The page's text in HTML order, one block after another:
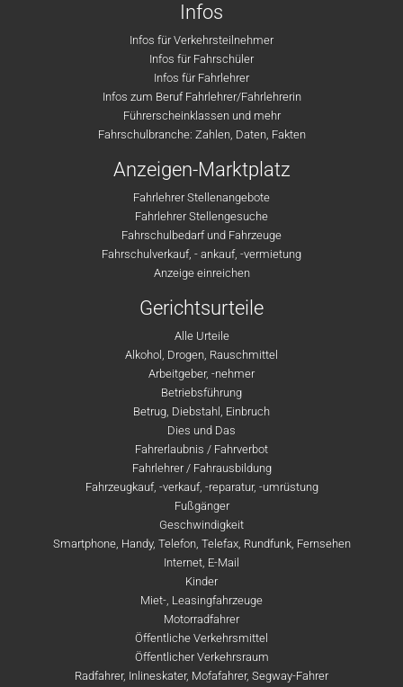
Infos
Infos für Verkehrsteilnehmer
Infos für Fahrschüler
Infos für Fahrlehrer
Infos zum Beruf Fahrlehrer/Fahrlehrerin
Führerscheinklassen und mehr
Fahrschulbranche: Zahlen, Daten, Fakten
Anzeigen-Marktplatz
Fahrlehrer Stellenangebote
Fahrlehrer Stellengesuche
Fahrschulbedarf und Fahrzeuge
Fahrschulverkauf, - ankauf, -vermietung
Anzeige einreichen
Gerichtsurteile
Alle Urteile
Alkohol, Drogen, Rauschmittel
Arbeitgeber, -nehmer
Betriebsführung
Betrug, Diebstahl, Einbruch
Dies und Das
Fahrerlaubnis / Fahrverbot
Fahrlehrer / Fahrausbildung
Fahrzeugkauf, -verkauf, -reparatur, -umrüstung
Fußgänger
Geschwindigkeit
Smartphone, Handy, Telefon, Telefax, Rundfunk, Fernsehen
Internet, E-Mail
Kinder
Miet-, Leasingfahrzeuge
Motorradfahrer
Öffentliche Verkehrsmittel
Öffentlicher Verkehrsraum
Radfahrer, Inlineskater, Mofafahrer, Segway-Fahrer